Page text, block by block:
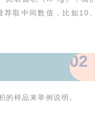
荐取中间数值，比如10、
02
的样品来举例说明。